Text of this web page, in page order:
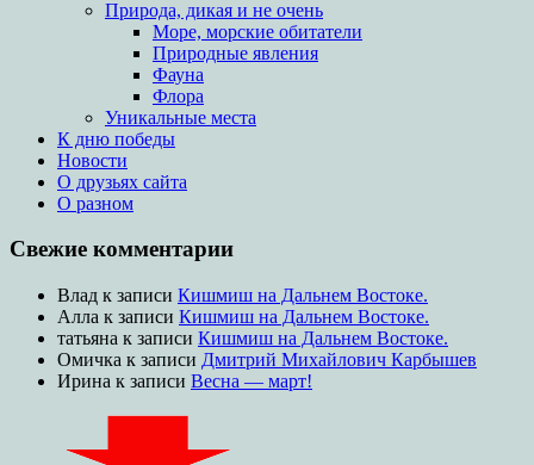
Природа, дикая и не очень
Море, морские обитатели
Природные явления
Фауна
Флора
Уникальные места
К дню победы
Новости
О друзьях сайта
О разном
Свежие комментарии
Влад к записи Кишмиш на Дальнем Востоке.
Алла к записи Кишмиш на Дальнем Востоке.
татьяна к записи Кишмиш на Дальнем Востоке.
Омичка к записи Дмитрий Михайлович Карбышев
Ирина к записи Весна — март!